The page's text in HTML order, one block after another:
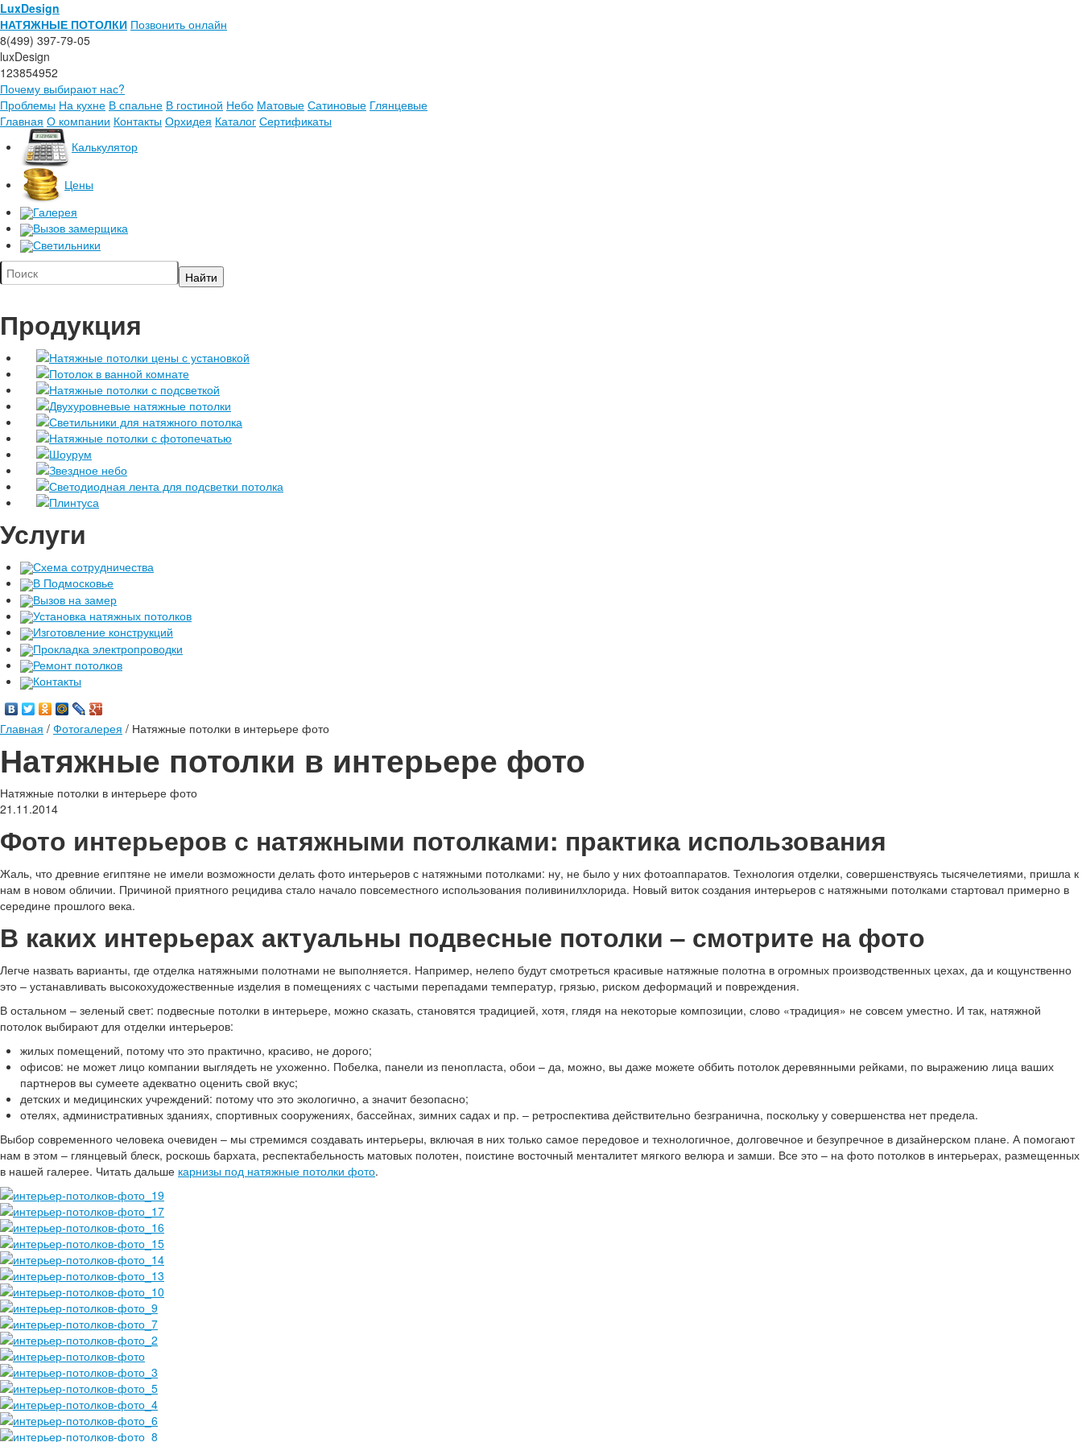
LuxDesign
НАТЯЖНЫЕ ПОТОЛКИ Позвонить онлайн
8(499) 397-79-05
luxDesign
123854952
Почему выбирают нас?
Проблемы На кухне В спальне В гостиной Небо Матовые Сатиновые Глянцевые
Главная О компании Контакты Орхидея Каталог Сертификаты
Калькулятор
Цены
Галерея
Вызов замерщика
Светильники
Продукция
Натяжные потолки цены с установкой
Потолок в ванной комнате
Натяжные потолки с подсветкой
Двухуровневые натяжные потолки
Светильники для натяжного потолка
Натяжные потолки с фотопечатью
Шоурум
Звездное небо
Светодиодная лента для подсветки потолка
Плинтуса
Услуги
Схема сотрудничества
В Подмосковье
Вызов на замер
Установка натяжных потолков
Изготовление конструкций
Прокладка электропроводки
Ремонт потолков
Контакты
Главная / Фотогалерея / Натяжные потолки в интерьере фото
Натяжные потолки в интерьере фото
Натяжные потолки в интерьере фото
21.11.2014
Фото интерьеров с натяжными потолками: практика использования
Жаль, что древние египтяне не имели возможности делать фото интерьеров с натяжными потолками: ну, не было у них фотоаппаратов. Технология отделки, совершенствуясь тысячелетиями, пришла к
нам в новом обличии. Причиной приятного рецидива стало начало повсеместного использования поливинилхлорида. Новый виток создания интерьеров с натяжными потолками стартовал примерно в
середине прошлого века.
В каких интерьерах актуальны подвесные потолки – смотрите на фото
Легче назвать варианты, где отделка натяжными полотнами не выполняется. Например, нелепо будут смотреться красивые натяжные полотна в огромных производственных цехах, да и кощунственно
это – устанавливать высокохудожественные изделия в помещениях с частыми перепадами температур, грязью, риском деформаций и повреждения.
В остальном – зеленый свет: подвесные потолки в интерьере, можно сказать, становятся традицией, хотя, глядя на некоторые композиции, слово «традиция» не совсем уместно. И так, натяжной
потолок выбирают для отделки интерьеров:
жилых помещений, потому что это практично, красиво, не дорого;
офисов: не может лицо компании выглядеть не ухоженно. Побелка, панели из пенопласта, обои – да, можно, вы даже можете оббить потолок деревянными рейками, по выражению лица ваших
партнеров вы сумеете адекватно оценить свой вкус;
детских и медицинских учреждений: потому что это экологично, а значит безопасно;
отелях, административных зданиях, спортивных сооружениях, бассейнах, зимних садах и пр. – ретроспектива действительно безгранична, поскольку у совершенства нет предела.
Выбор современного человека очевиден – мы стремимся создавать интерьеры, включая в них только самое передовое и технологичное, долговечное и безупречное в дизайнерском плане. А помогают
нам в этом – глянцевый блеск, роскошь бархата, респектабельность матовых полотен, поистине восточный менталитет мягкого велюра и замши. Все это – на фото потолков в интерьерах, размещенных
в нашей галерее. Читать дальше карнизы под натяжные потолки фото.